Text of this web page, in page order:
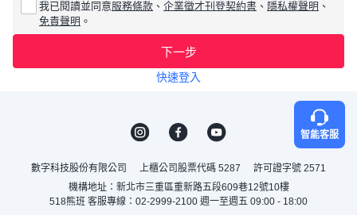
我已閱讀並同意服務條款 、 企業徵才刊登契約書 、 隱私權聲明 、
免責聲明 。
下一步
快速登入
智能客服
數字科技股份有限公司 上櫃公司股票代碼 5287
許可證字號 2571
機構地址：新北市三重區重新路五段609巷12號10樓
518熊班 客服專線：02-2999-2100 週一至週五 09:00 - 18:00